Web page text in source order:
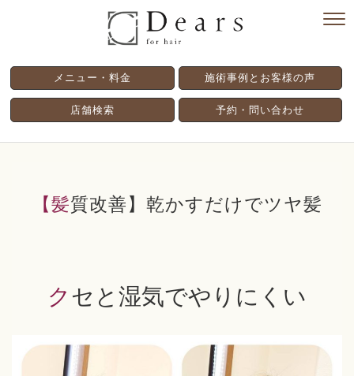
メニュー・料金 施術事例とお客様の声
店舗検索 予約・問い合わせ
【髪質改善】乾かすだけでツヤ髪
クセと湿気でやりにくい